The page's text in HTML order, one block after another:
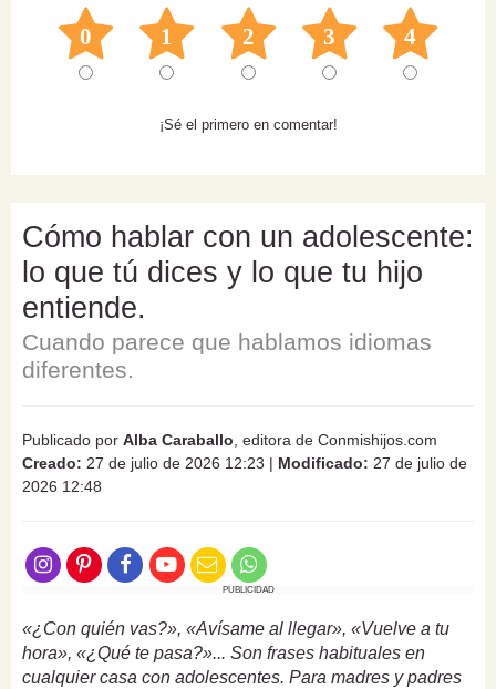
0 1 2 3 4
¡Sé el primero en comentar!
Cómo hablar con un adolescente:
lo que tú dices y lo que tu hijo
entiende.
Cuando parece que hablamos idiomas
diferentes.
Publicado por Alba Caraballo , editora de Conmishijos.com
Creado: 27 de julio de 2026 12:23 | Modificado: 27 de julio de
2026 12:48
PUBLICIDAD
«¿Con quién vas?», «Avísame al llegar», «Vuelve a tu
hora», «¿Qué te pasa?»... Son frases habituales en
cualquier casa con adolescentes. Para madres y padres